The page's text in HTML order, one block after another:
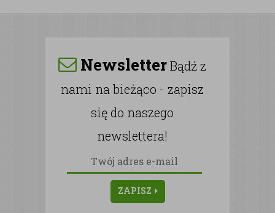
NewsletterBądź z
nami na bieżąco - zapisz
się do naszego
newslettera!
ZAPISZ